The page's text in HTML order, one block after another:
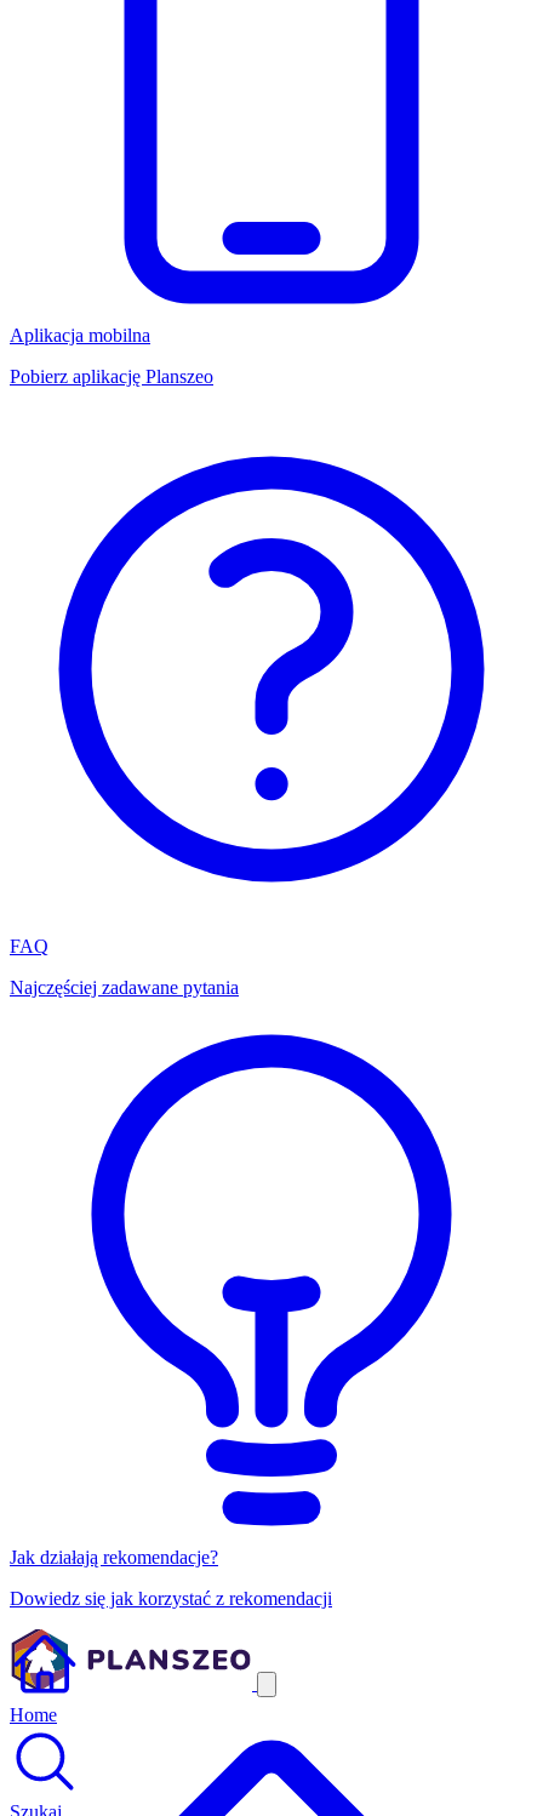
Aplikacja mobilna
Pobierz aplikację Planszeo
FAQ
Najczęściej zadawane pytania
Jak działają rekomendacje?
Dowiedz się jak korzystać z rekomendacji
Home
Szukaj